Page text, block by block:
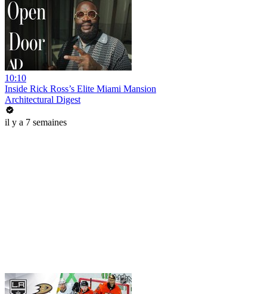
10:10
Inside Rick Ross’s Elite Miami Mansion
Architectural Digest
il y a 7 semaines